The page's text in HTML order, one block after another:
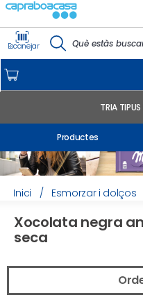
Comandes online
Els meus productes
Llistes
INFORMACIÓ GENERAL
Escanejar
Productes
TRIA TIPUS
Inici / Esmorzar i dolços
Xocolata negra
seca